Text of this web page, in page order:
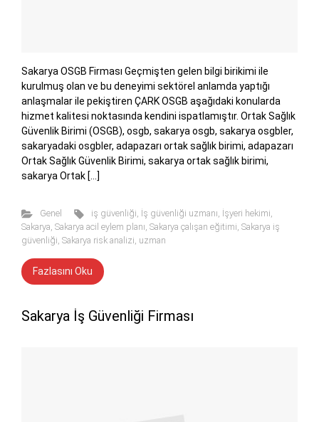
Sakarya OSGB Firması Geçmişten gelen bilgi birikimi ile
kurulmuş olan ve bu deneyimi sektörel anlamda yaptığı
anlaşmalar ile pekiştiren ÇARK OSGB aşağıdaki konularda
hizmet kalitesi noktasında kendini ispatlamıştır. Ortak Sağlık
Güvenlik Birimi (OSGB), osgb, sakarya osgb, sakarya osgbler,
sakaryadaki osgbler, adapazarı ortak sağlık birimi, adapazarı
Ortak Sağlık Güvenlik Birimi, sakarya ortak sağlık birimi,
sakarya Ortak […]
Genel iş güvenliği, İş güvenliği uzmanı, İşyeri hekimi,
Sakarya, Sakarya acil eylem planı, Sakarya çalışan eğitimi, Sakarya iş
güvenliği, Sakarya risk analizi, uzman
Fazlasını Oku
Sakarya İş Güvenliği Firması